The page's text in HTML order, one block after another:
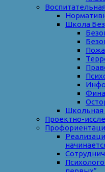
Школа
Школьная
Проектно-